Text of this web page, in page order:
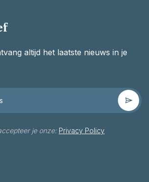
altijd het laatste nieuws in je
je onze: Privacy Policy